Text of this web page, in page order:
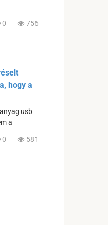
0 756
hogy a
usb
a
0 581